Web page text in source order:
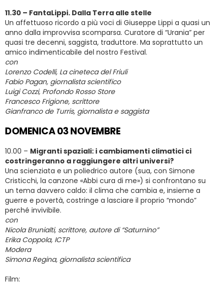
11.30 – FantaLippi. Dalla Terra alle stelle
Un affettuoso ricordo a più voci di Giuseppe Lippi a quasi un
anno dalla improvvisa scomparsa. Curatore di “Urania” per
quasi tre decenni, saggista, traduttore. Ma soprattutto un
amico indimenticabile del nostro Festival.
con
Lorenzo Codelli, La cineteca del Friuli
Fabio Pagan, giornalista scientifico
Luigi Cozzi, Profondo Rosso Store
Francesco Frigione, scrittore
Gianfranco de Turris, giornalista e saggista
DOMENICA 03 NOVEMBRE
10.00 – Migranti spaziali: i cambiamenti climatici ci
costringeranno a raggiungere altri universi?
Una scienziata e un poliedrico autore (sua, con Simone
Cristicchi, la canzone «Abbi cura di me») si confrontano su
un tema davvero caldo: il clima che cambia e, insieme a
guerre e povertà, costringe a lasciare il proprio “mondo”
perché invivibile.
con
Nicola Brunialti, scrittore, autore di “Saturnino”
Erika Coppola, ICTP
Modera
Simona Regina, giornalista scientifica
Film: